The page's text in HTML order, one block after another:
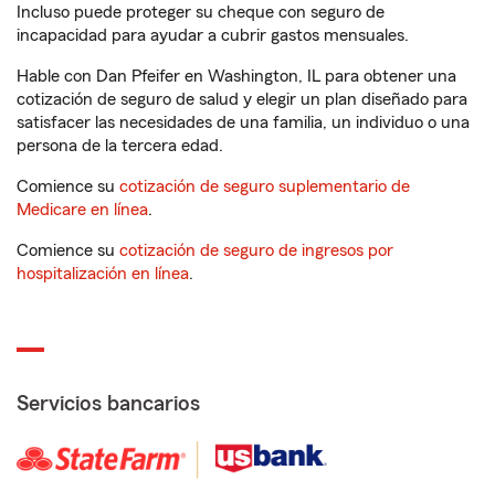
Incluso puede proteger su cheque con seguro de
incapacidad para ayudar a cubrir gastos mensuales.
Hable con Dan Pfeifer en Washington, IL para obtener una
cotización de seguro de salud y elegir un plan diseñado para
satisfacer las necesidades de una familia, un individuo o una
persona de la tercera edad.
Comience su cotización de seguro suplementario de
Medicare en línea.
Comience su cotización de seguro de ingresos por
hospitalización en línea.
Servicios bancarios